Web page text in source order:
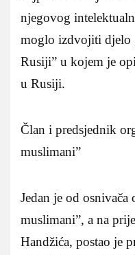
njegovog
moglo izdvojiti djelo
Rusiji” u kojem je
u Rusiji.
Član i predsjednik
muslimani”
Jedan je od
muslimani”, a na
Handžića, postao je